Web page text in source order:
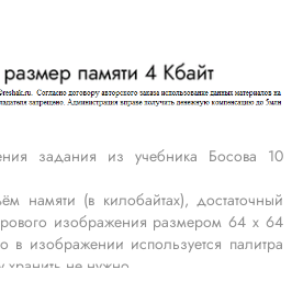
задания из учебника Босова 10
намяти (в килобайтах), достаточный
изображения размером 64 х 64
в изображении используется палитра
хранить не нужно.